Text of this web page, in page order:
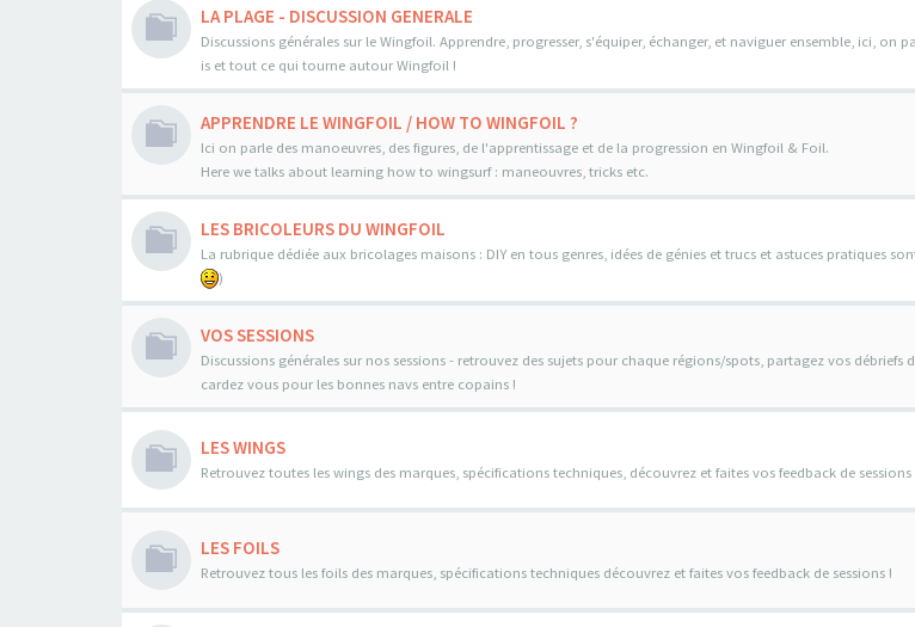
LA PLAGE - DISCUSSION GENERALE
Discussions générales sur le Wingfoil. Apprendre, progresser, s'équiper, échanger, et naviguer ensemble, ici, on
is et tout ce qui tourne autour Wingfoil !
APPRENDRE LE WINGFOIL / HOW TO WINGFOIL ?
Ici on parle des manoeuvres, des figures, de l'apprentissage et de la progression en Wingfoil & Foil.
Here we talks about learning how to wingsurf : maneouvres, tricks etc.
LES BRICOLEURS DU WINGFOIL
La rubrique dédiée aux bricolages maisons : DIY en tous genres, idées de génies et trucs et astuces pratiques
)
VOS SESSIONS
Discussions générales sur nos sessions - retrouvez des sujets pour chaque régions/spots, partagez vos débriefs
cardez vous pour les bonnes navs entre copains !
LES WINGS
Retrouvez toutes les wings des marques, spécifications techniques, découvrez et faites vos feedback de sessions
LES FOILS
Retrouvez tous les foils des marques, spécifications techniques découvrez et faites vos feedback de sessions !